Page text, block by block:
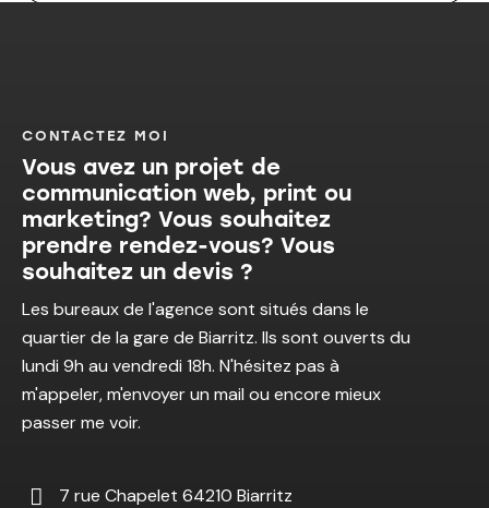
CONTACTEZ MOI
Vous avez un projet de
communication web, print ou
marketing? Vous souhaitez
prendre rendez-vous? Vous
souhaitez un devis ?
Les bureaux de l'agence sont situés dans le
quartier de la gare de Biarritz. Ils sont ouverts du
lundi 9h au vendredi 18h. N'hésitez pas à
m'appeler, m'envoyer un mail ou encore mieux
passer me voir.
7 rue Chapelet 64210 Biarritz